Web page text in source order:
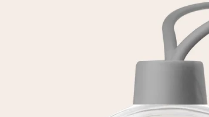
Vores gaver inspirerer. Kunderne giver os 4,7
Lav noget særligt i blot få trin – med hendes